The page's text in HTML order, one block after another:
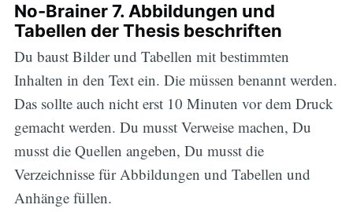
No-Brainer 7. Abbildungen und
Tabellen der Thesis beschriften
Du baust Bilder und Tabellen mit bestimmten
Inhalten in den Text ein. Die müssen benannt werden.
Das sollte auch nicht erst 10 Minuten vor dem Druck
gemacht werden. Du musst Verweise machen, Du
musst die Quellen angeben, Du musst die
Verzeichnisse für Abbildungen und Tabellen und
Anhänge füllen.